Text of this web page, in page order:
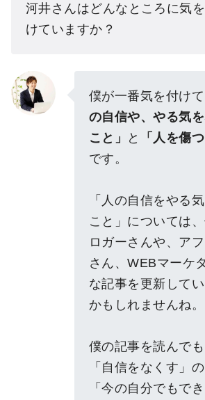
河井さんはどんなところに気
けていますか？
僕が一番気を付け
の自信や、やる気
こと」
と
「人を傷
です。
「人の自信をやる
こと」については
ロガーさんや、ア
さん、WEBマーケ
な記事を更新して
かもしれませんね。
僕の記事を読んで
「自信をなくす」
「今の自分でもで